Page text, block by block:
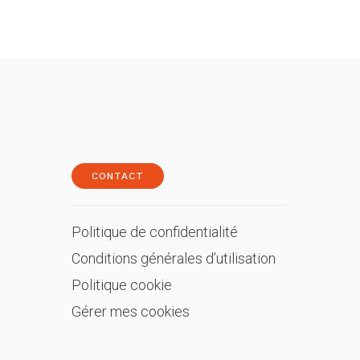
CONTACT
Politique de confidentialité
Conditions générales d’utilisation
Politique cookie
Gérer mes cookies